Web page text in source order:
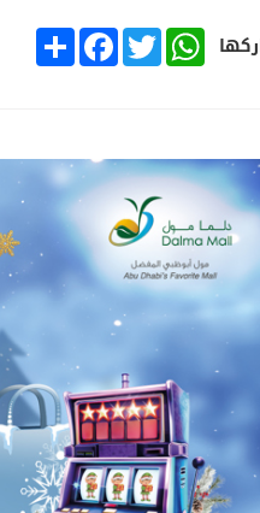
SHARE
FACEBOOKTWITTER
WHATSAPP